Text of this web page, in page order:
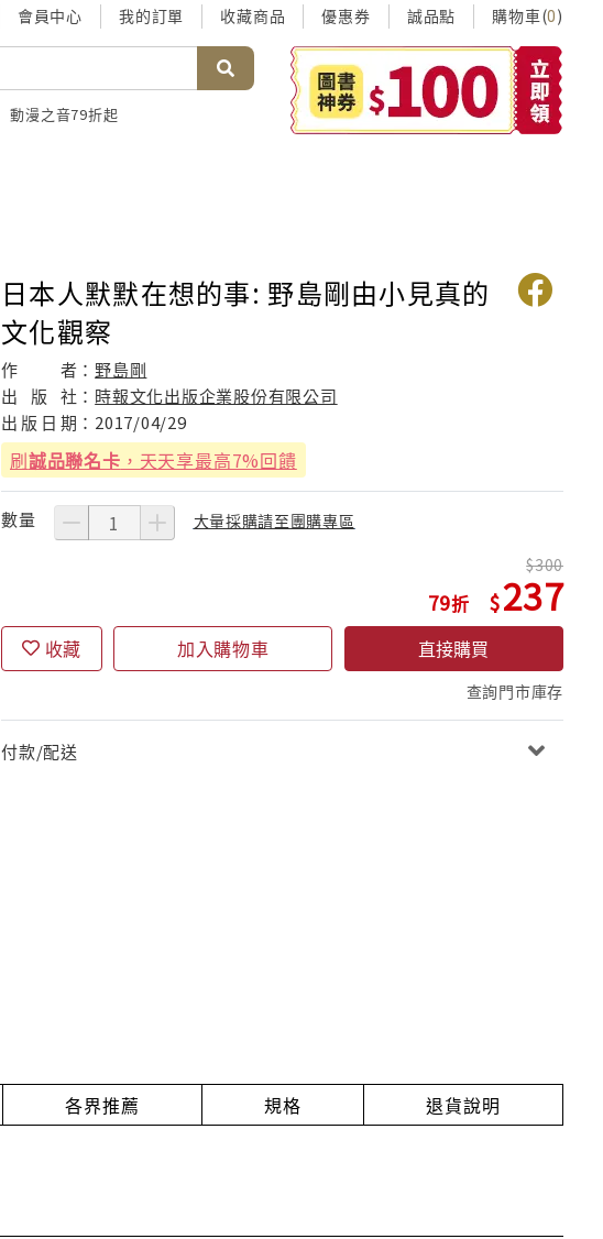
會員中心 我的訂單 收藏商品 優惠券 誠品點 購物車(0)
動漫之音79折起
日本人默默在想的事: 野島剛由小見真的
文化觀察
作 者： 野島剛
出
版 社： 時報文化出版企業股份有限公司
出 版 日 期： 2017/04/29
刷誠品聯名卡 ，天天享最高7%回饋
數量 大量採購請至團購專區
79
300
237
收藏 加入購物車 直接購買
查詢門市庫存
付款/配送
各界推薦 規格 退貨說明